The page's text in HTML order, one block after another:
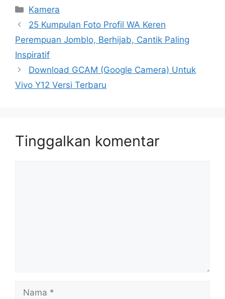
Kategori
Kamera
25 Kumpulan Foto Profil WA Keren
Perempuan Jomblo, Berhijab, Cantik Paling
Inspiratif
Download GCAM (Google Camera) Untuk
Vivo Y12 Versi Terbaru
Tinggalkan komentar